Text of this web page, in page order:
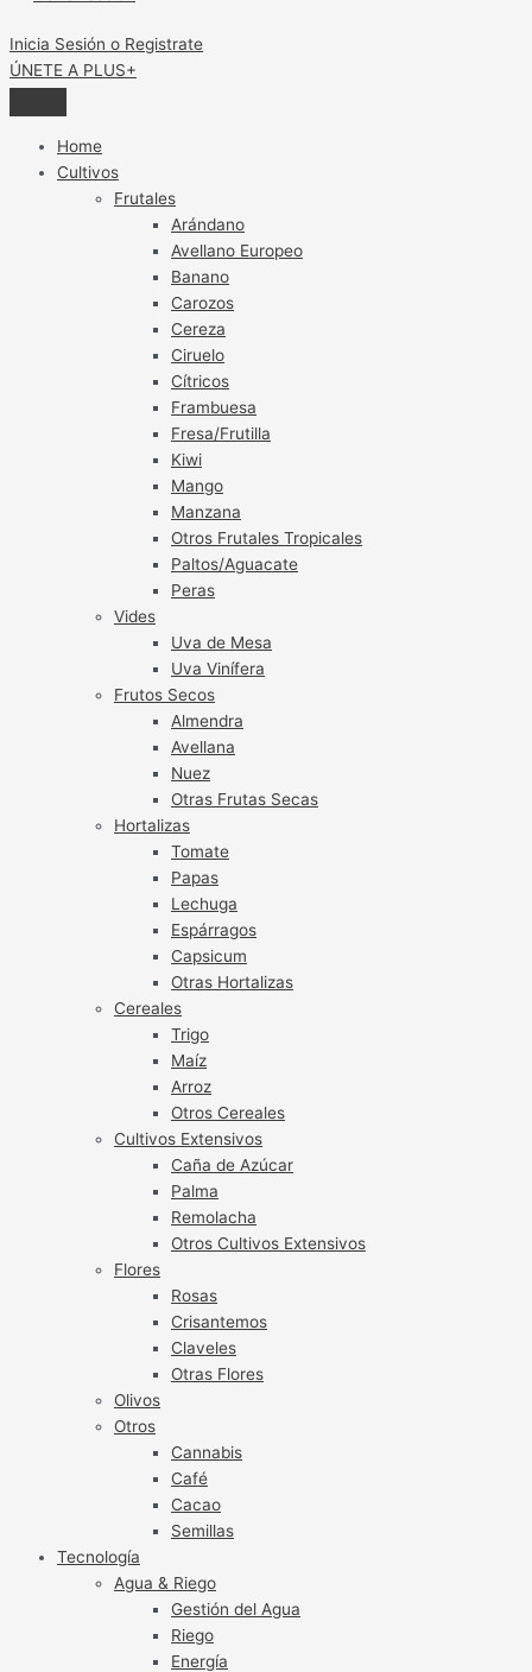
Inicia Sesión o Registrate
ÚNETE A PLUS+
Home
Cultivos
Frutales
Arándano
Avellano Europeo
Banano
Carozos
Cereza
Ciruelo
Cítricos
Frambuesa
Fresa/Frutilla
Kiwi
Mango
Manzana
Otros Frutales Tropicales
Paltos/Aguacate
Peras
Vides
Uva de Mesa
Uva Vinífera
Frutos Secos
Almendra
Avellana
Nuez
Otras Frutas Secas
Hortalizas
Tomate
Papas
Lechuga
Espárragos
Capsicum
Otras Hortalizas
Cereales
Trigo
Maíz
Arroz
Otros Cereales
Cultivos Extensivos
Caña de Azúcar
Palma
Remolacha
Otros Cultivos Extensivos
Flores
Rosas
Crisantemos
Claveles
Otras Flores
Olivos
Otros
Cannabis
Café
Cacao
Semillas
Tecnología
Agua & Riego
Gestión del Agua
Riego
Energía